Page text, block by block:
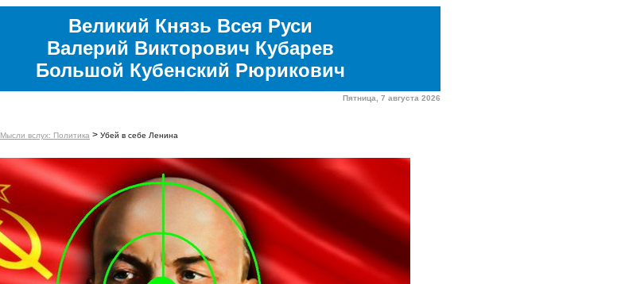
Великий Князь Всея Руси
Валерий Викторович Кубарев
Большой Кубенский Рюрикович
Пятница, 7 августа 2026
Мысли вслух: Политика > Убей в себе Ленина